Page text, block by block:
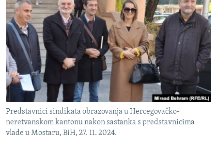
RSE PRIČE IZ SVIJETA
ISPRIČAJ MI
DNEVNO@RSE
SPECIJALI RSE
VIŠE OD NASLOVA
GENOCID U SREBRENICI
POPLAVE I KLIZIŠTA U BIH 2024.
TV LIBERTY
PRATITE NAS
Sve RFE/RL stranice
Predstavnici sindikata obrazovanja u Hercegovačko-
neretvanskom kantonu nakon sastanka s predstavnicima
vlade u Mostaru, BiH, 27. 11. 2024.